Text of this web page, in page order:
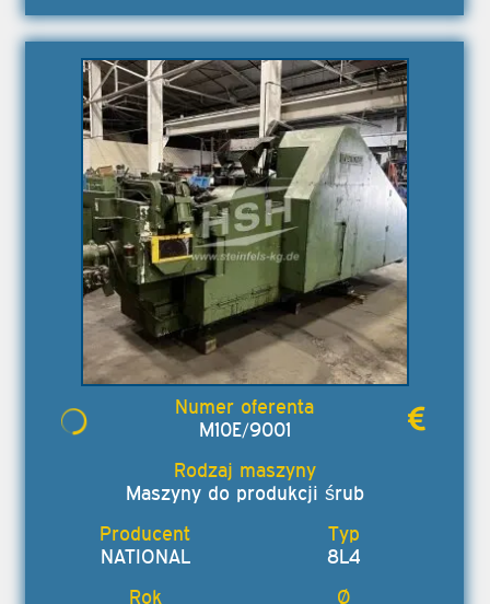
M10E/9001
Maszyny do produkcji śrub
NATIONAL 8L4